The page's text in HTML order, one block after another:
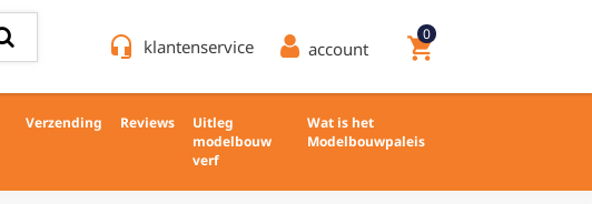
headset_mic klantenservice account shopping_cart
0
Verzending Reviews
Uitleg
modelbouw
verf
Wat is het
Modelbouwpaleis